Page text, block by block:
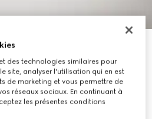
à pont bas
des technologies similaires pour
site, analyser l'utilisation qui en est
de marketing et vous permettre de
réseaux sociaux. En continuant à
les présentes conditions